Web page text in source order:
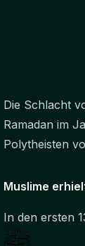
Die Schlacht
Ramadan im
Polytheisten
Muslime
In den ersten